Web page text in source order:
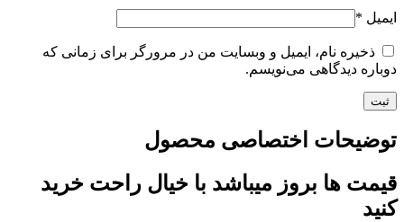
ایمیل *
ذخیره نام، ایمیل و وبسایت من در مرورگر برای زمانی که
دوباره دیدگاهی می‌نویسم.
توضیحات اختصاصی محصول
قیمت ها بروز میباشد با خیال راحت خرید
کنید